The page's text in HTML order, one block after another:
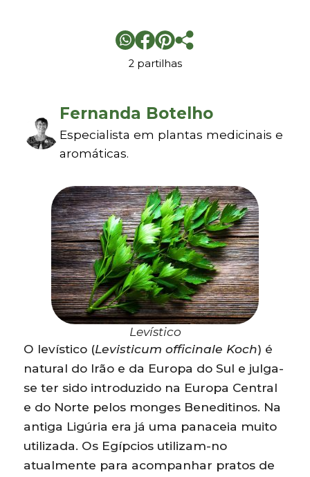
2 partilhas
Fernanda Botelho
Especialista em plantas medicinais e
aromáticas.
Levístico
O levístico (Levisticum officinale Koch) é
natural do Irão e da Europa do Sul e julga-
se ter sido introduzido na Europa Central
e do Norte pelos monges Beneditinos. Na
antiga Ligúria era já uma panaceia muito
utilizada. Os Egípcios utilizam-no
atualmente para acompanhar pratos de